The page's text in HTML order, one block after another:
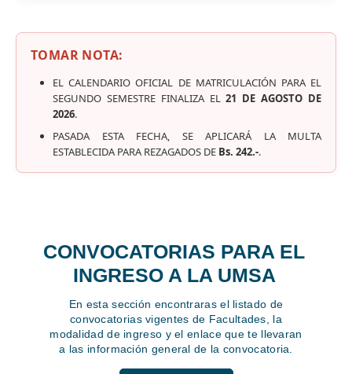
TOMAR NOTA:
EL CALENDARIO OFICIAL DE MATRICULACIÓN PARA EL
SEGUNDO SEMESTRE FINALIZA EL21 DE AGOSTO DE
2026.
PASADA ESTA FECHA, SE APLICARÁ LA MULTA
ESTABLECIDA PARA REZAGADOS DE Bs. 242.-.
CONVOCATORIAS PARA EL
INGRESO A LA UMSA
En esta sección encontraras el listado de
convocatorias vigentes de Facultades, la
modalidad de ingreso y el enlace que te llevaran
a las información general de la convocatoria.